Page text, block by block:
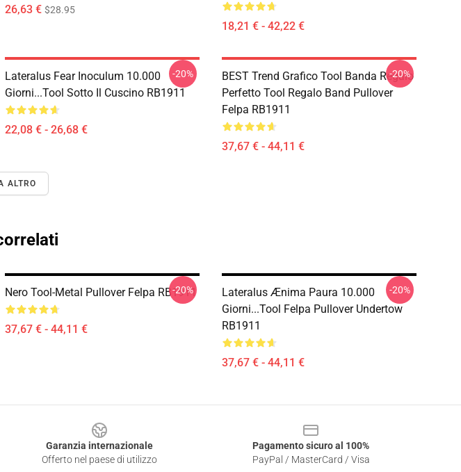
26,63 € $28.95
18,21 € - 42,22 €
Lateralus Fear Inoculum 10.000
Giorni...tool Sotto Il Cuscino RB1911
22,08 € - 26,68 €
-20%
BEST Trend Grafico Tool Banda Regalo
Perfetto Tool Regalo Band Pullover
Felpa RB1911
37,67 € - 44,11 €
-20%
ALTRO
Nero Tool-Metal Pullover Felpa RB1911
37,67 € - 44,11 €
-20%
Lateralus Ænima Paura 10.000
Giorni...tool Felpa Pullover Undertow
RB1911
37,67 € - 44,11 €
-20%
Garanzia internazionale
Offerto nel paese di utilizzo
Pagamento sicuro al 100%
PayPal / MasterCard / Visa